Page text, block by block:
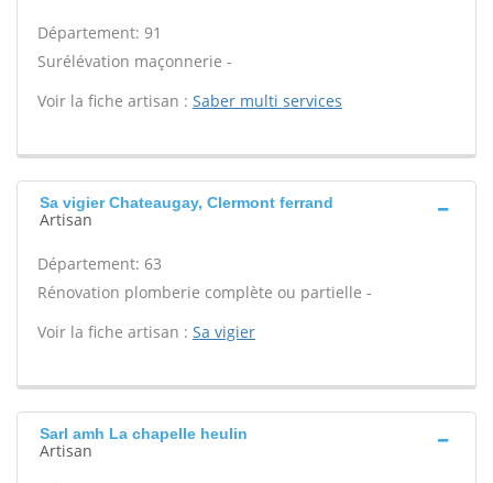
Département: 91
Surélévation maçonnerie -
Voir la fiche artisan : Saber multi services
Sa vigier Chateaugay, Clermont ferrand
Artisan
Département: 63
Rénovation plomberie complète ou partielle -
Voir la fiche artisan : Sa vigier
Sarl amh La chapelle heulin
Artisan